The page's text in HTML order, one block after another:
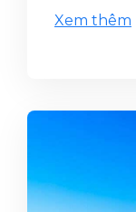
Xem thêm